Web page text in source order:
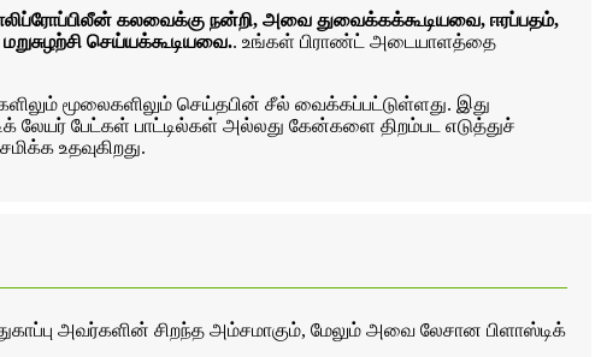
கலவைக்கு நன்றி, அவை துவைக்கக்கூடியவை, ஈரப்பதம்,
செய்யக்கூடியவை.. உங்கள் பிராண்ட் அடையாளத்தை
மூலைகளிலும் செய்தபின் சீல் வைக்கப்பட்டுள்ளது. இது
லேயர் பேட்கள் பாட்டில்கள் அல்லது கேன்களை திறம்பட எடுத்துச்
உதவுகிறது.
அவர்களின் சிறந்த அம்சமாகும், மேலும் அவை லேசான பிளாஸ்டிக்